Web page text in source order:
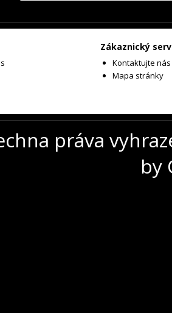
Zákaznický
Kontaktujte nás
Mapa stránky
práva
by